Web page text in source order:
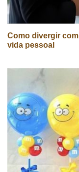
Como divergir
vida pessoal